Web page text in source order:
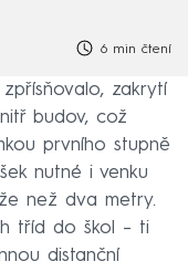
6 min čtení
zakrytí
budov, což
prvního stupně
nutné i venku
než dva metry.
tříd do škol – ti
distanční